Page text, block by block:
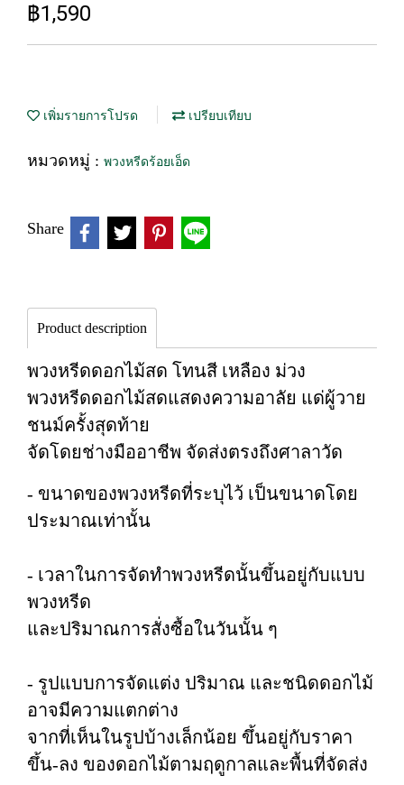
฿1,590
เพิ่มรายการโปรด เปรียบเทียบ
หมวดหมู่ : พวงหรีดร้อยเอ็ด
Share
Product description
พวงหรีดดอกไม้สด โทนสี เหลือง ม่วง
พวงหรีดดอกไม้สดแสดงความอาลัย แด่ผู้วาย
ชนม์ครั้งสุดท้าย
จัดโดยช่างมืออาชีพ จัดส่งตรงถึงศาลาวัด
- ขนาดของพวงหรีดที่ระบุไว้ เป็นขนาดโดย
ประมาณเท่านั้น
- เวลาในการจัดทำพวงหรีดนั้นขึ้นอยู่กับแบบ
พวงหรีด
และปริมาณการสั่งซื้อในวันนั้น ๆ
- รูปแบบการจัดแต่ง ปริมาณ และชนิดดอกไม้
อาจมีความแตกต่าง
จากที่เห็นในรูปบ้างเล็กน้อย ขึ้นอยู่กับราคา
ขึ้น-ลง ของดอกไม้ตามฤดูกาลและพื้นที่จัดส่ง